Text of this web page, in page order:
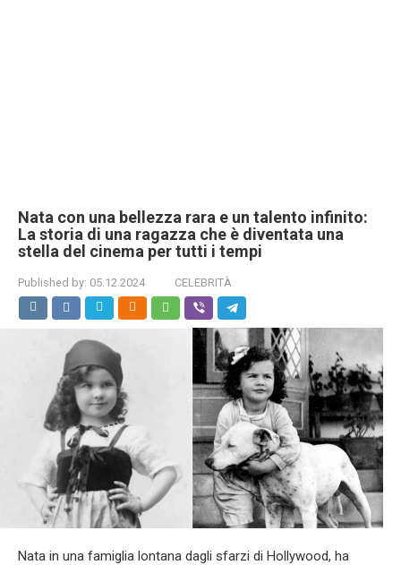
Nata con una bellezza rara e un talento infinito:
La storia di una ragazza che è diventata una
stella del cinema per tutti i tempi
Published by: 05.12.2024 CELEBRITÀ
Nata in una famiglia lontana dagli sfarzi di Hollywood, ha